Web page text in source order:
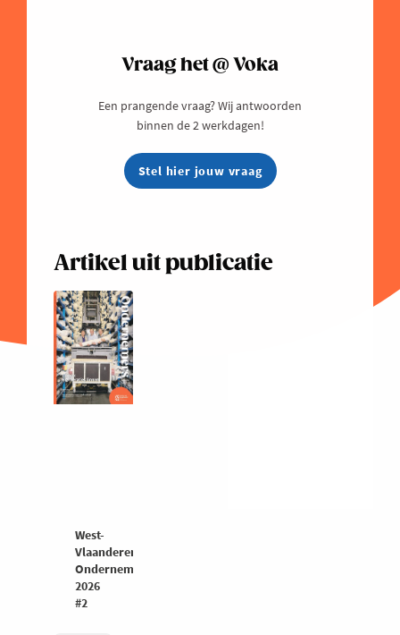
Vraag het @ Voka
Een prangende vraag? Wij antwoorden
binnen de 2 werkdagen!
Stel hier jouw vraag
Artikel uit publicatie
West-
Vlaanderen
Ondernemers
2026
#2